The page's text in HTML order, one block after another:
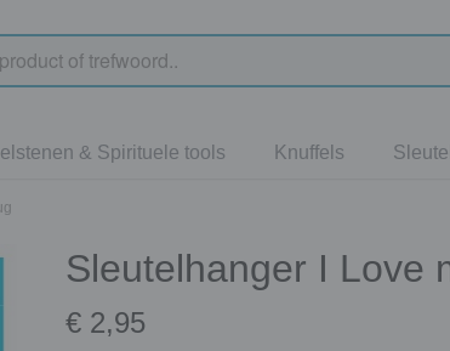
& Spirituele tools Knuffels
Sleutelhanger I Love
€ 2,95